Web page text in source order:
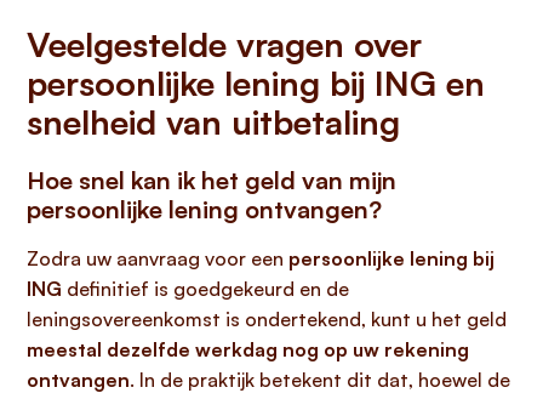
Veelgestelde vragen over
persoonlijke lening bij ING en
snelheid van uitbetaling
Hoe snel kan ik het geld van mijn
persoonlijke lening ontvangen?
Zodra uw aanvraag voor een persoonlijke lening bij
ING definitief is goedgekeurd en de
leningsovereenkomst is ondertekend, kunt u het geld
meestal dezelfde werkdag nog op uw rekening
ontvangen. In de praktijk betekent dit dat, hoewel de